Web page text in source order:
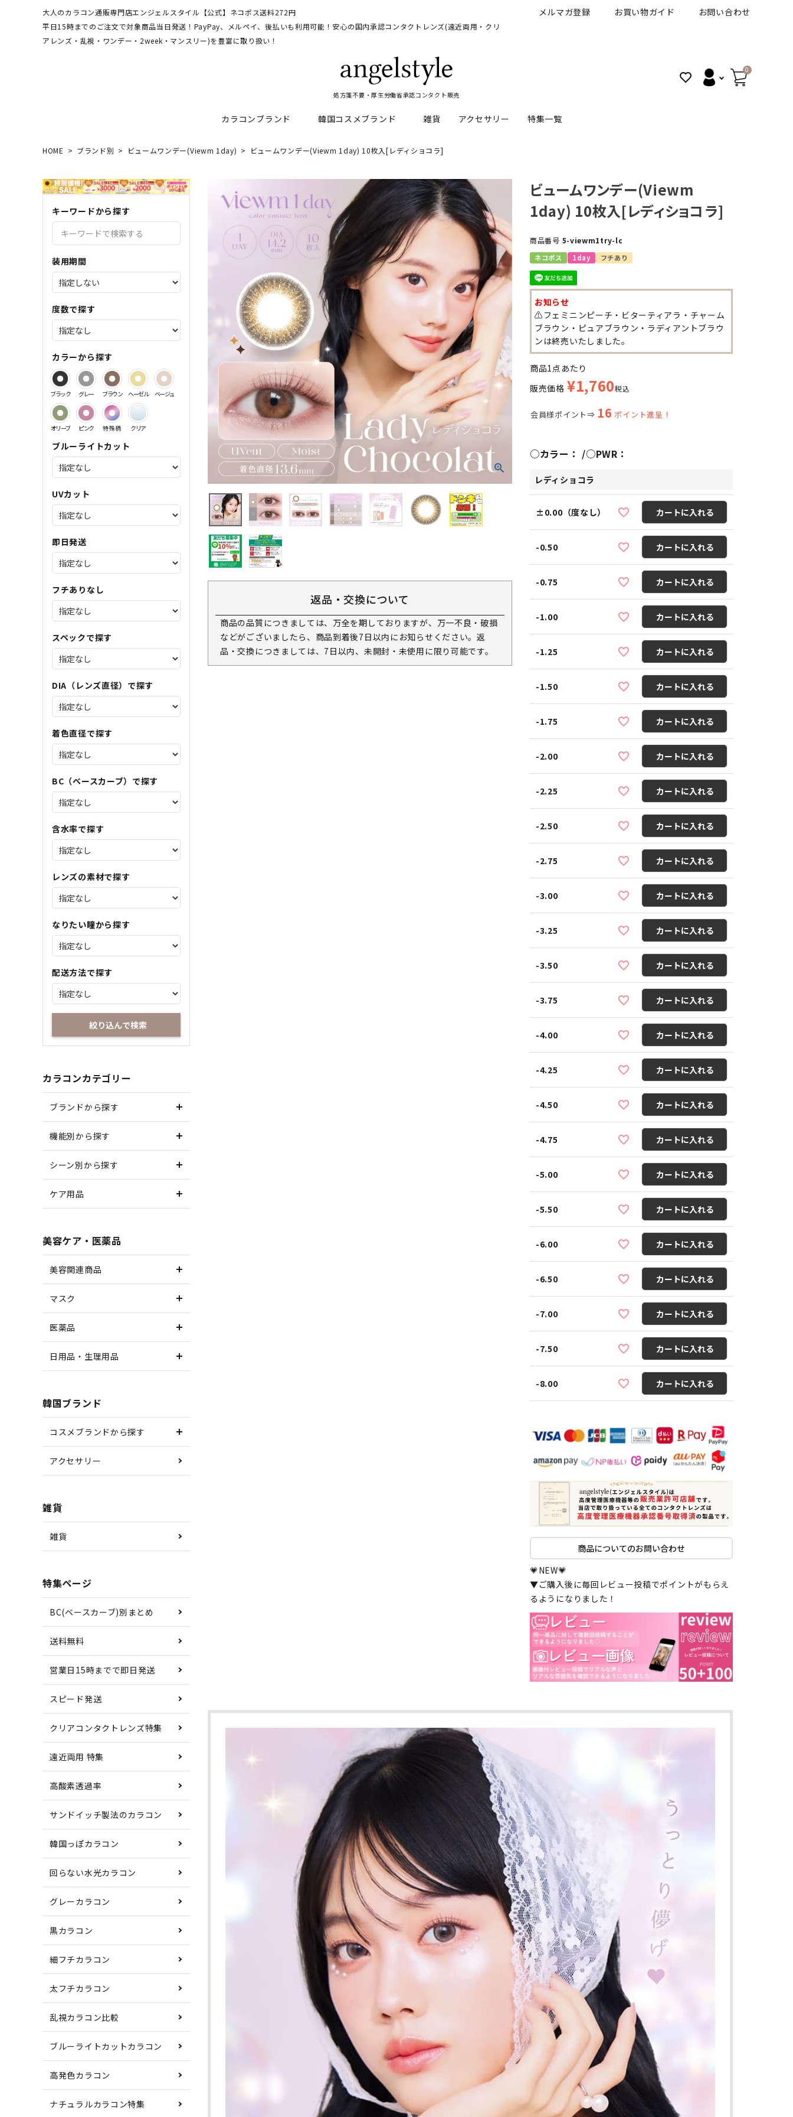
大人のカラコン通販専門店エンジェルスタイル【公式】ネコポス送料272円
平日15時までのご注文で対象商品当日発送！PayPay、メルペイ、後払いも利用可能！安心の国内承認コンタクトレンズ(遠近両用・クリ
アレンズ・乱視・ワンデー・2week・マンスリー)を豊富に取り扱い！
メルマガ登録 お買い物ガイド お問い合わせ
処方箋不要・厚生労働省承認コンタクト販売
0
カラコンブランド
ディファインモイスト
イルミネート
エバーカラーシリーズ シーブリンク キャンディーマジックシリーズ ピュアアイズワンデー
レヴィアワンマンス ネオサイトシリーズ その他ブランドはこちら
韓国コスメブランド
3CE REJURAN Dr.jart+ VT
その他ブランドはこちら
雑貨 アクセサリー 特集一覧
乱視カラコン比較 ブルーライトカットカラコン UVカットカラコン 細フチカラコン
バレないカラコン 色素薄い系カラコン メンズカラコン特集 ハロウィンカラコン特集
サンドイッチ製法特集
HOME ブランド別 ビュームワンデー(Viewm 1day) ビュームワンデー(Viewm 1day) 10枚入[レディショコラ]
キーワードから探す
装用期間
度数で探す
カラーから探す
ブラック グレー ブラウン ヘーゼル ベージュ
オリーブ ピンク 特殊柄 クリア
ブルーライトカット
UVカット
即日発送
フチありなし
スペックで探す
DIA（レンズ直径）で探す
着色直径で探す
BC（ベースカーブ）で探す
含水率で探す
レンズの素材で探す
なりたい瞳から探す
配送方法で探す
絞り込んで検索
カラコンカテゴリー
ブランドから探す
機能別から探す
シーン別から探す
ケア用品
美容ケア・医薬品
美容関連商品
マスク
医薬品
日用品・生理用品
韓国ブランド
コスメブランドから探す
アクセサリー
雑貨
雑貨
特集ページ
BC(ベースカーブ)別まとめ
送料無料
営業日15時までで即日発送
スピード発送
クリアコンタクトレンズ特集
遠近両用 特集
高酸素透過率
サンドイッチ製法のカラコン
韓国っぽカラコン
回らない水光カラコン
グレーカラコン
黒カラコン
細フチカラコン
太フチカラコン
乱視カラコン比較
ブルーライトカットカラコン
高発色カラコン
ナチュラルカラコン特集
返品・交換について
商品の品質につきましては、万全を期しておりますが、万一不良・破損
などがございましたら、商品到着後7日以内にお知らせください。返
品・交換につきましては、7日以内、未開封・未使用に限り可能です。
ビュームワンデー(Viewm
1day) 10枚入[レディショコラ]
商品番号 5-viewm1try-lc
ネコポス 1day フチあり
お知らせ
⚠️フェミニンピーチ・ビターティアラ・チャーム
ブラウン・ピュアブラウン・ラディアントブラウ
ンは終売いたしました。
商品1点あたり
販売価格 ¥1,760税込
会員様ポイント⇒ 16 ポイント進呈！
○カラー： ○PWR：
レディショコラ
±0.00（度なし） カートに入れる
-0.50 カートに入れる
-0.75 カートに入れる
-1.00 カートに入れる
-1.25 カートに入れる
-1.50 カートに入れる
-1.75 カートに入れる
-2.00 カートに入れる
-2.25 カートに入れる
-2.50 カートに入れる
-2.75 カートに入れる
-3.00 カートに入れる
-3.25 カートに入れる
-3.50 カートに入れる
-3.75 カートに入れる
-4.00 カートに入れる
-4.25 カートに入れる
-4.50 カートに入れる
-4.75 カートに入れる
-5.00 カートに入れる
-5.50 カートに入れる
-6.00 カートに入れる
-6.50 カートに入れる
-7.00 カートに入れる
-7.50 カートに入れる
-8.00 カートに入れる
商品についてのお問い合わせ
💗NEW💗
▼ご購入後に毎回レビュー投稿でポイントがもらえ
るようになりました！